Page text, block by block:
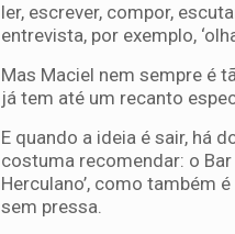
ler, escrever, compor,
entrevista, por exemplo,
Mas Maciel nem sempre é
já tem até um recanto
E quando a ideia é sair, há
costuma recomendar: o Bar
Herculano’, como também
sem pressa.